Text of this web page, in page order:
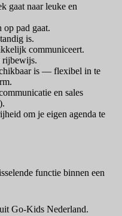
gaat naar leuke en
op pad gaat.
is.
communiceert.
rijbewijs.
is — flexibel in te
en sales
om je eigen agenda te
functie binnen een
Go-Kids Nederland.